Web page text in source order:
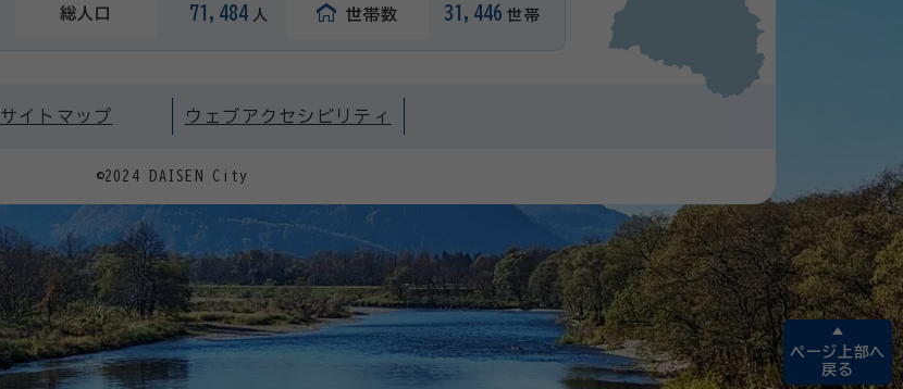
総人口 71,484 人 世帯数 31,446 世帯
サイトマップ ウェブアクセシビリティ
©2024 DAISEN City
ページ上部へ
戻る